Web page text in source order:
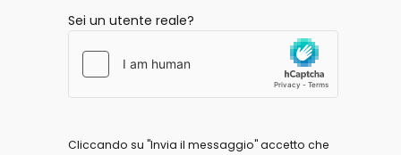
Sei un utente reale?
Cliccando su "Invia il messaggio" accetto che